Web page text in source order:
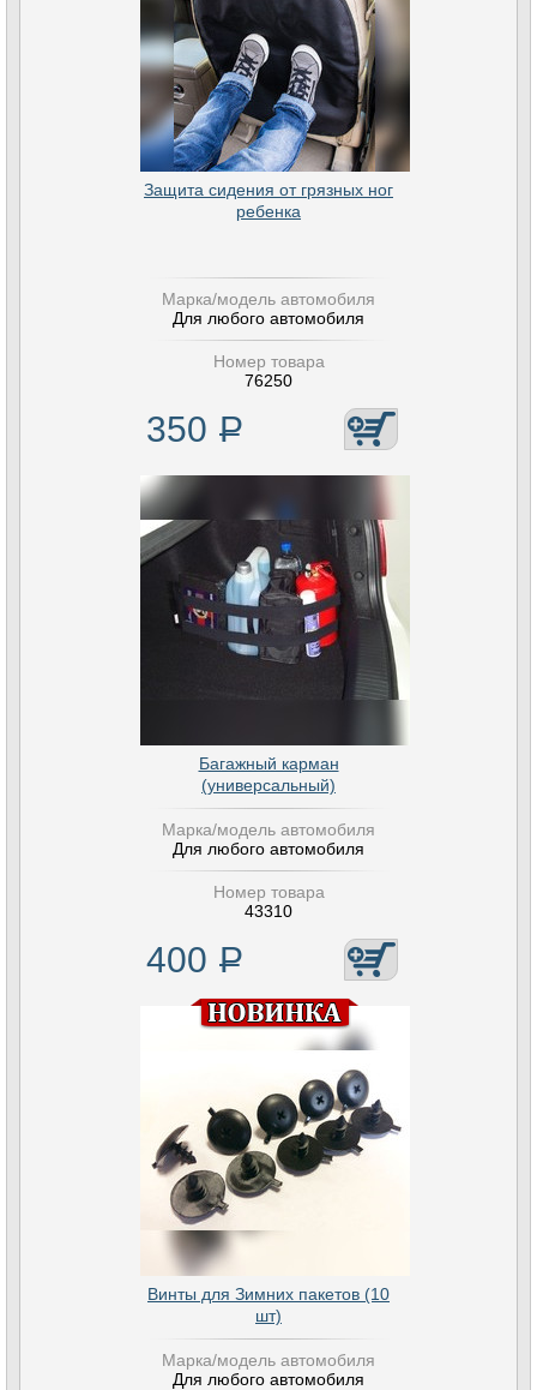
Защита сидения от грязных ног
ребенка
Марка/модель автомобиля
Для любого автомобиля
Номер товара
76250
350 Р
Багажный карман
(универсальный)
Марка/модель автомобиля
Для любого автомобиля
Номер товара
43310
400 Р
Винты для Зимних пакетов (10
шт)
Марка/модель автомобиля
Для любого автомобиля